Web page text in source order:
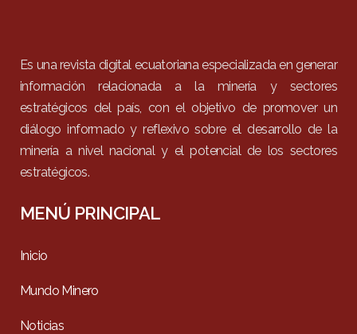
Es una revista digital ecuatoriana especializada en generar
información relacionada a la minería y sectores
estratégicos del país, con el objetivo de promover un
diálogo informado y reflexivo sobre el desarrollo de la
minería a nivel nacional y el potencial de los sectores
estratégicos.
MENÚ PRINCIPAL
Inicio
Mundo Minero
Noticias